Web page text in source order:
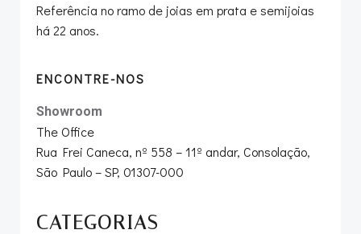
Referência no ramo de joias em prata e semijoias
há 22 anos.
ENCONTRE-NOS
Showroom
The Office
Rua Frei Caneca, nº 558 – 11º andar, Consolação,
São Paulo – SP, 01307-000
CATEGORIAS